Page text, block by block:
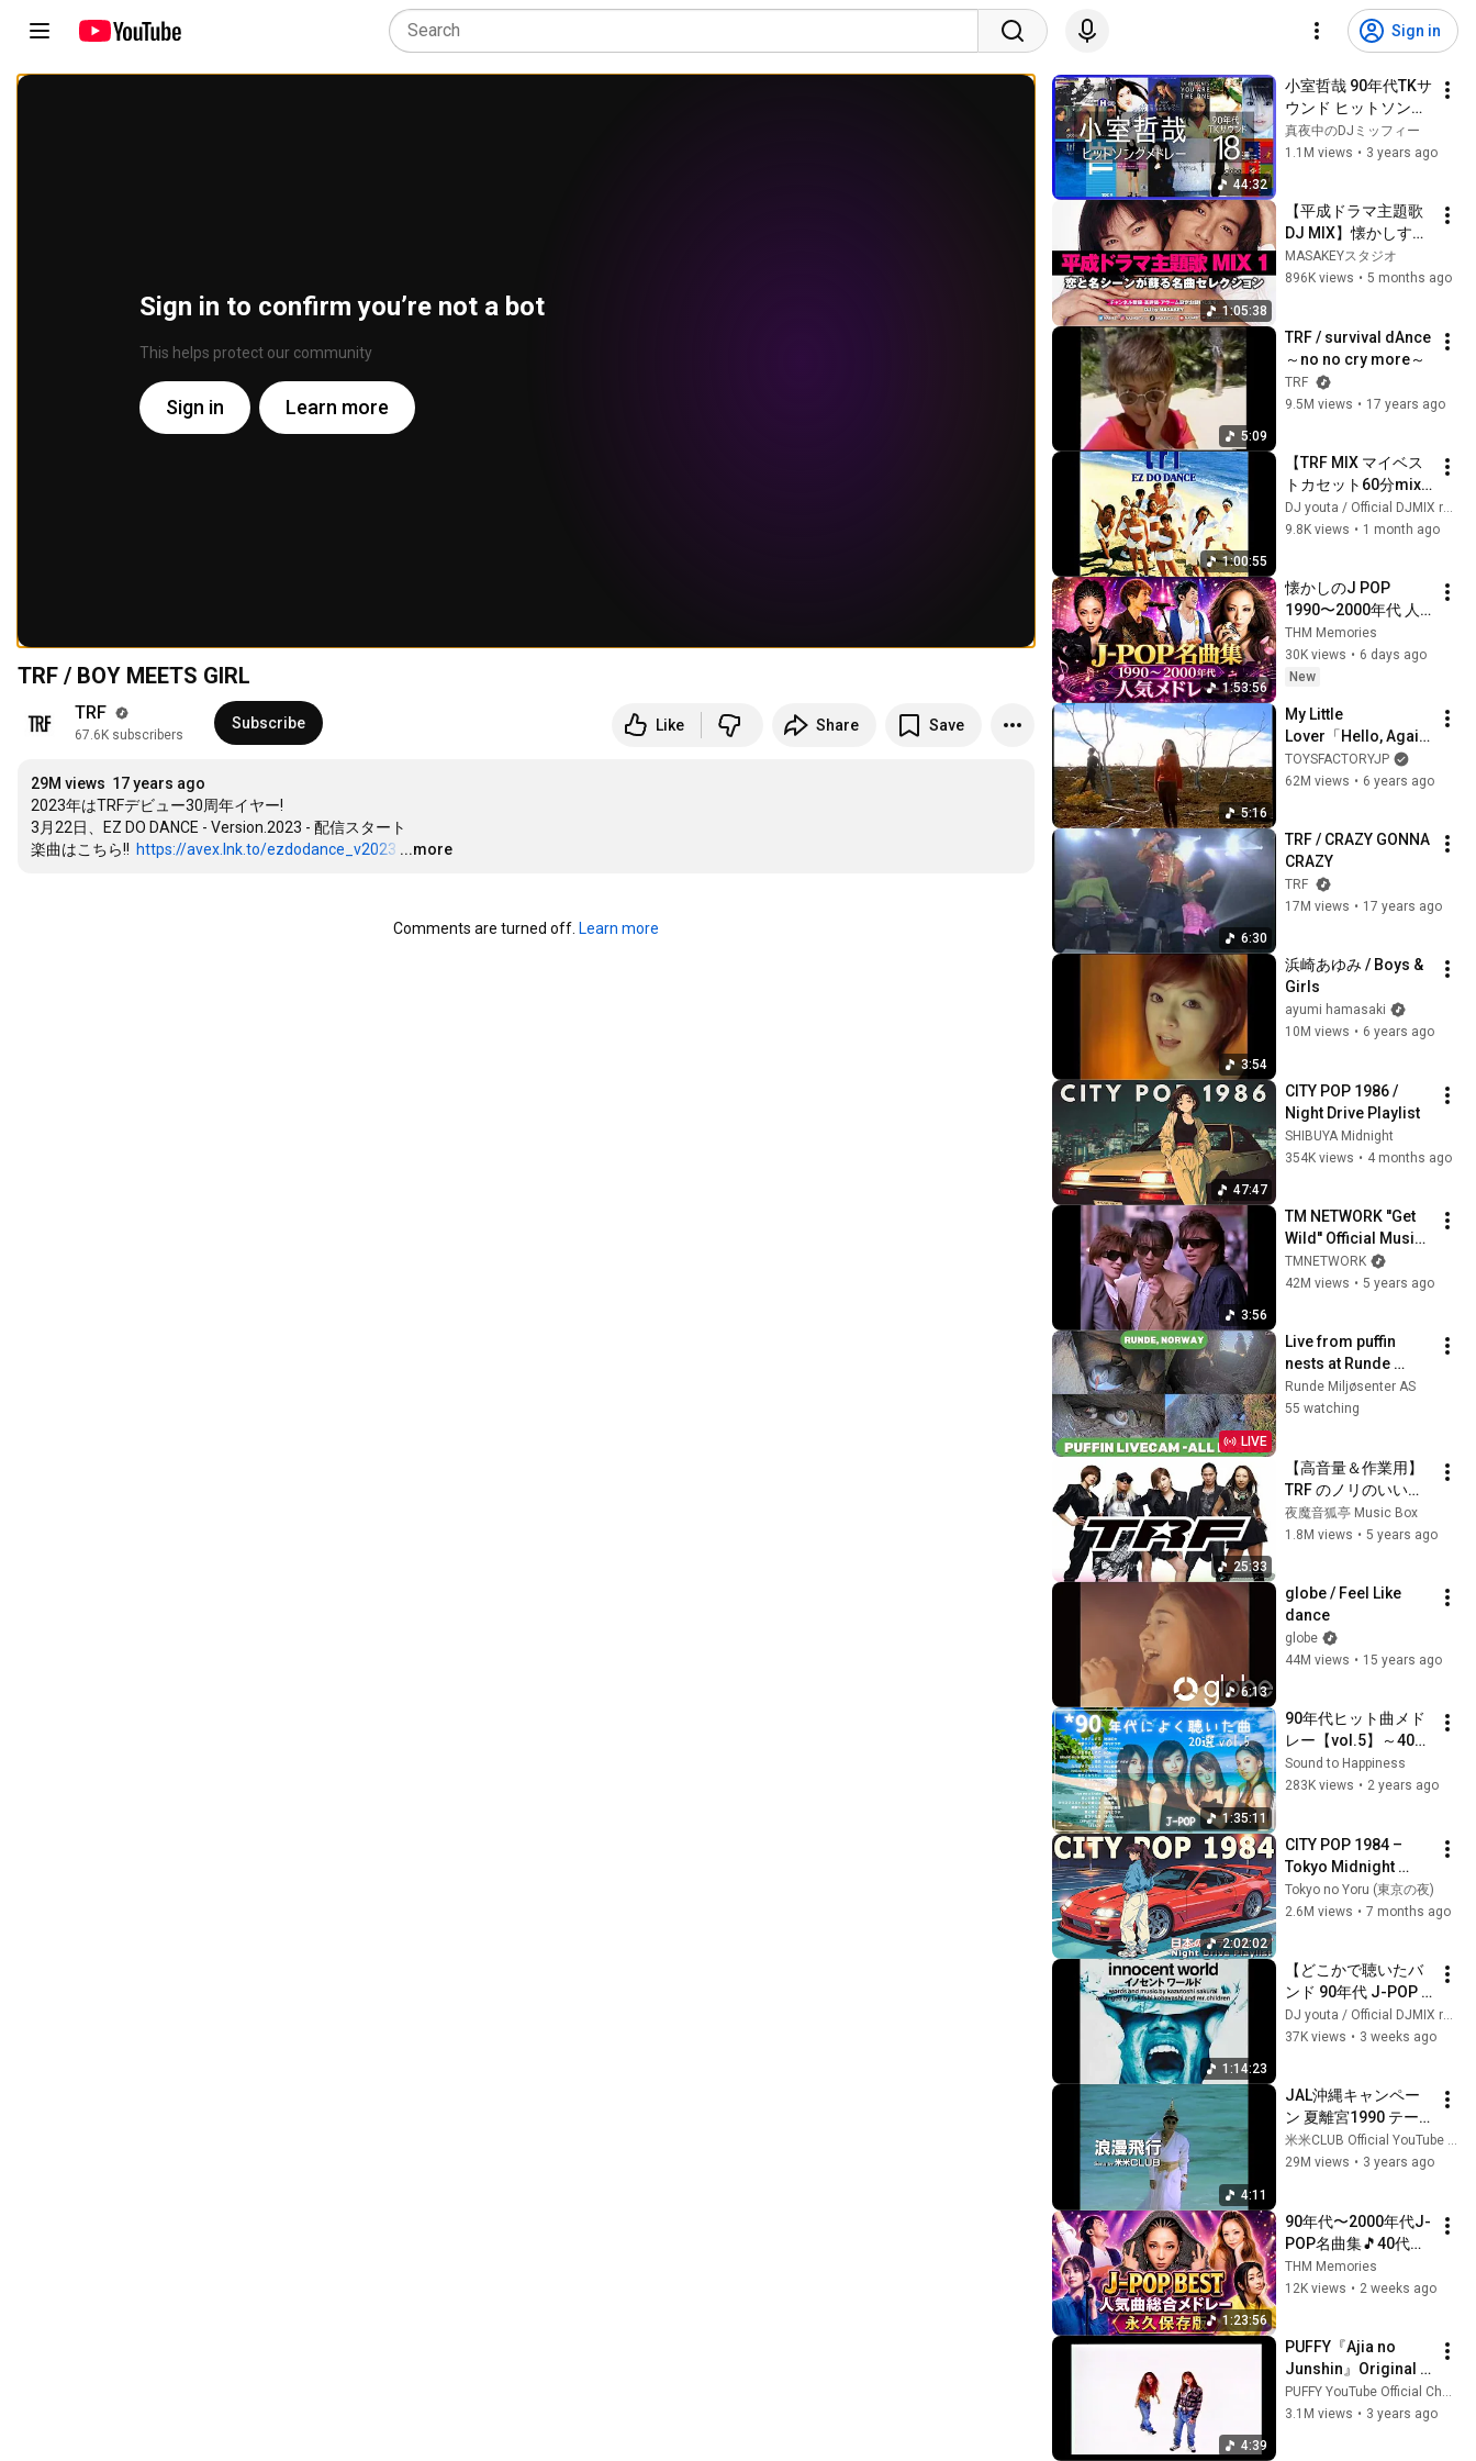
Sign in
Sign in to confirm you’re not a bot
This helps protect our community
Sign in Learn more
TRF / BOY MEETS GIRL
TRF
67.6K subscribers
Subscribe Like Share Save
29M views 17 years ago
2023年はTRFデビュー30周年イヤー!
3月22日、EZ DO DANCE - Version.2023 - 配信スタート
楽曲はこちら!! https://avex.lnk.to/ezdodance_v2023 …
...more
Comments are turned off. Learn more
44:32
小室哲哉 90年代TKサ
ウンド ヒットソング
メドレー
真夜中のDJミッフィー
1.1M views • 3 years ago
1:05:38
【平成ドラマ主題歌
DJ MIX】懐かしすぎ
る名曲ノンストップ
｜恋と名シーンが蘇
MASAKEYスタジオ
896K views • 5 months ago
5:09
TRF / survival dAnce
～no no cry more～
TRF
9.5M views • 17 years ago
1:00:55
【TRF MIX マイベス
トカセット60分mix
EZ DO
DANCE（2026Rema
イレゾ級 #作業用
BGM
DJ youta / Official DJMIX radio
9.8K views • 1 month ago
1:53:56
懐かしのJ POP
1990〜2000年代 人
気メドレー｜MISIA,
Mr Children, スピッ
ツ, 安室奈美恵
THM Memories
30K views • 6 days ago
New
5:16
My Little
Lover「Hello, Again
〜昔からある場
所〜」
TOYSFACTORYJP
62M views • 6 years ago
6:30
TRF / CRAZY GONNA
CRAZY
TRF
17M views • 17 years ago
3:54
浜崎あゆみ / Boys &
Girls
ayumi hamasaki
10M views • 6 years ago
47:47
CITY POP 1986 /
Night Drive Playlist
SHIBUYA Midnight
354K views • 4 months ago
3:56
TM NETWORK ''Get
Wild'' Official Music
Video
TMNETWORK
42M views • 5 years ago
LIVE
Live from puffin
nests at Runde
Norway
Runde Miljøsenter AS
55 watching
25:33
【高音量＆作業用】
TRF のノリのいい歌5
曲‼️（TRF Music
Short Medley）
夜魔音狐亭 Music Box
1.8M views • 5 years ago
6:13
globe / Feel Like
dance
globe
44M views • 15 years ago
1:35:11
90年代ヒット曲メド
レー【vol.5】～40代
から50代が聴きたい
懐メロ20選
Sound to Happiness
283K views • 2 years ago
2:02:02
CITY POP 1984 –
Tokyo Midnight
Drive | 懐かしい日本
シティポップ
Tokyo no Yoru (東京の夜)
2.6M views • 7 months ago
1:14:23
【どこかで聴いたバ
ンド 90年代 J-POP
MIX DJ マイベスト
CD 74分MIX （2026
#ハイレゾ級 #作業
用BGM #渋谷系
DJ youta / Official DJMIX radio
37K views • 3 weeks ago
4:11
JAL沖縄キャンペー
ン 夏離宮1990 テー
マソング 「米米
CLUB-浪漫飛行」
米米CLUB Official YouTube Channel
29M views • 3 years ago
1:23:56
90年代〜2000年代J-
POP名曲集🎵40代・
50代が懐かしむ珠玉
のメロディー｜ミー
美恵｜青春と恋の記
憶が鮮やかによみが
える永久保存版
THM Memories
12K views • 2 weeks ago
4:39
PUFFY『Ajia no
Junshin』Original
Music Video
PUFFY YouTube Official Channel
3.1M views • 3 years ago